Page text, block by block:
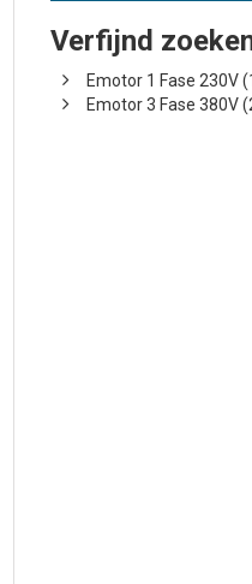
Verfijnd
Emotor 1 Fase 230V
Emotor 3 Fase 380V